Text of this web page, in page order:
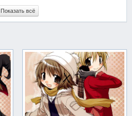
Показать всё